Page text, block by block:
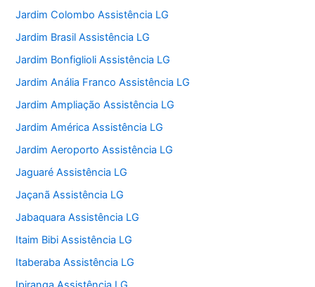
Jardim Colombo Assistência LG
Jardim Brasil Assistência LG
Jardim Bonfiglioli Assistência LG
Jardim Anália Franco Assistência LG
Jardim Ampliação Assistência LG
Jardim América Assistência LG
Jardim Aeroporto Assistência LG
Jaguaré Assistência LG
Jaçanã Assistência LG
Jabaquara Assistência LG
Itaim Bibi Assistência LG
Itaberaba Assistência LG